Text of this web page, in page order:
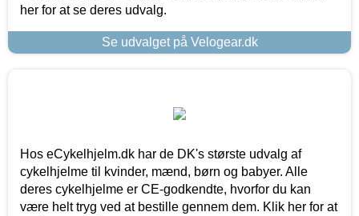
her for at se deres udvalg.
Se udvalget på Velogear.dk
Hos eCykelhjelm.dk har de DK's største udvalg af
cykelhjelme til kvinder, mænd, børn og babyer. Alle
deres cykelhjelme er CE-godkendte, hvorfor du kan
være helt tryg ved at bestille gennem dem. Klik her for at